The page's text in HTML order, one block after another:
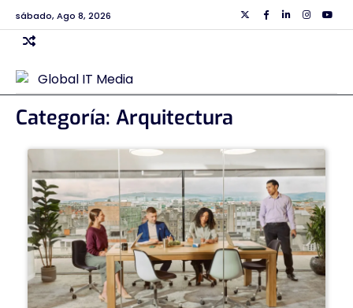
Skip
to
content
sábado, Ago 8, 2026 TwiiterFacebook
Linkedin
Categoría: Arquitectura